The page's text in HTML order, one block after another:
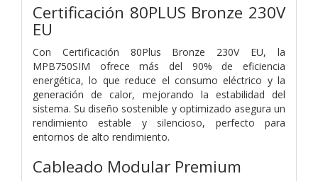
Certificación 80PLUS Bronze 230V
EU
Con Certificación 80Plus Bronze 230V EU, la
MPB750SIM ofrece más del 90% de eficiencia
energética, lo que reduce el consumo eléctrico y la
generación de calor, mejorando la estabilidad del
sistema. Su diseño sostenible y optimizado asegura un
rendimiento estable y silencioso, perfecto para
entornos de alto rendimiento.
Cableado Modular Premium